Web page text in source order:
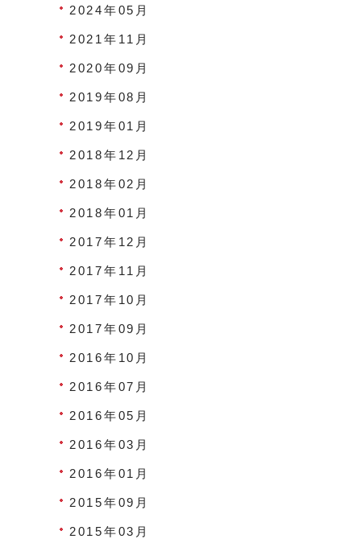
2024年05月
2021年11月
2020年09月
2019年08月
2019年01月
2018年12月
2018年02月
2018年01月
2017年12月
2017年11月
2017年10月
2017年09月
2016年10月
2016年07月
2016年05月
2016年03月
2016年01月
2015年09月
2015年03月